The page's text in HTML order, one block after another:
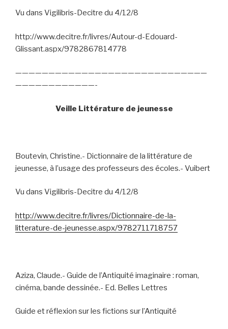
Vu dans Vigilibris-Decitre du 4/12/8
http://www.decitre.fr/livres/Autour-d-Edouard-
Glissant.aspx/9782867814778
—————————————————————————————
————————————-
Veille Littérature de jeunesse
Boutevin, Christine.- Dictionnaire de la littérature de
jeunesse, à l’usage des professeurs des écoles.- Vuibert
Vu dans Vigilibris-Decitre du 4/12/8
http://www.decitre.fr/livres/Dictionnaire-de-la-
litterature-de-jeunesse.aspx/9782711718757
Aziza, Claude.- Guide de l’Antiquité imaginaire : roman,
cinéma, bande dessinée.- Ed. Belles Lettres
Guide et réflexion sur les fictions sur l’Antiquité